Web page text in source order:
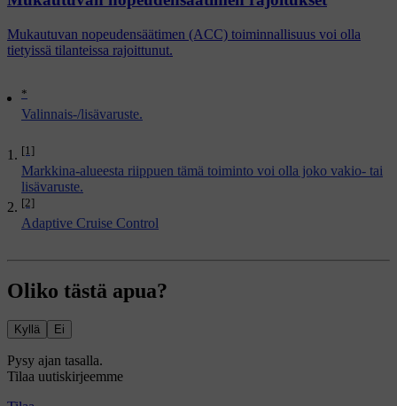
*
Valinnais-/lisävaruste.
[1]
Markkina-alueesta riippuen tämä toiminto voi olla joko vakio- tai
lisävaruste.
[2]
Adaptive Cruise Control
Mukautuvan nopeudensäätimen (ACC) toiminnallisuus voi olla
tietyissä tilanteissa rajoittunut.
Oliko tästä apua?
Kyllä Ei